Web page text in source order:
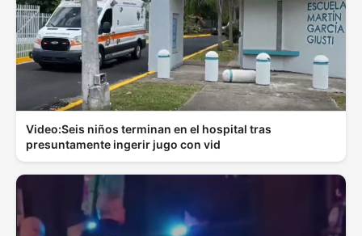
Video:Seis niños terminan en el hospital tras
presuntamente ingerir jugo con vid